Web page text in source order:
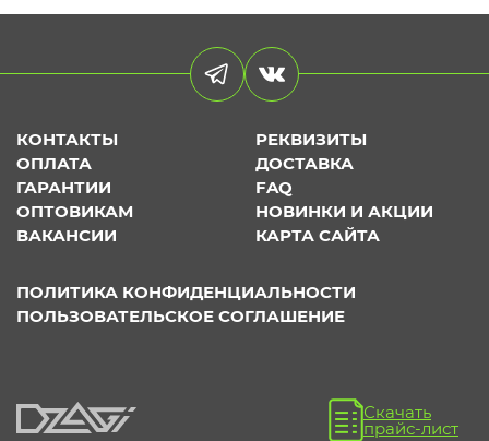
КОНТАКТЫ
РЕКВИЗИТЫ
ОПЛАТА
ДОСТАВКА
ГАРАНТИИ
FAQ
ОПТОВИКАМ
НОВИНКИ И АКЦИИ
ВАКАНСИИ
КАРТА САЙТА
ПОЛИТИКА КОНФИДЕНЦИАЛЬНОСТИ
ПОЛЬЗОВАТЕЛЬСКОЕ СОГЛАШЕНИЕ
Скачать
прайс-лист